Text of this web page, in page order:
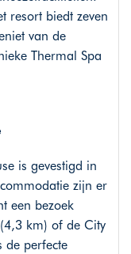
resort biedt zeven
van de
Thermal Spa
is gevestigd in
zijn er
een bezoek
km) of de City
de perfecte